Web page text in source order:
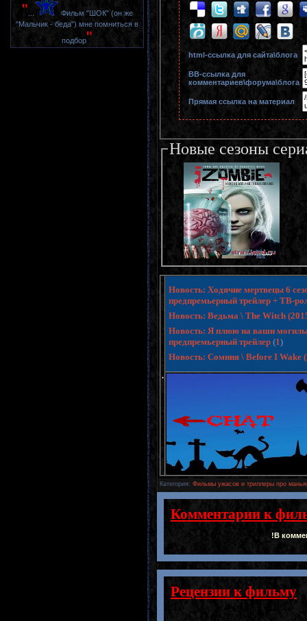
"
Фильм "ШОК" (он же
"Мальчик - беда") мне помниться в
подбор"
html-cсылка для сайта\блога
BB-cсылка для
комментариев\форума\блога
Прямая ссылка на материал
Новые сезоны
.
Новость: Ходячие мертвецы 6
предпремьерный трейлер + ТВ-
Новость: Ведьма \ The Witch
Новость: Я плюю на ваши
предпремьерный трейлер (1)
Новость: Сомния \ Before I Wake
Категория: Фильмы ужасов и триллеры про
Комментарии к
!В
Рецензии к фильму